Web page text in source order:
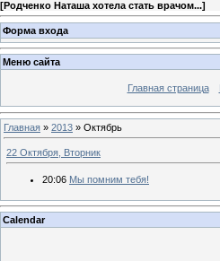
[Родченко Наташа хотела стать врачом...]
Форма входа
Меню сайта
Главная страница
Главная » 2013 » Октябрь
22 Октября, Вторник
20:06 Мы помним тебя!
Calendar